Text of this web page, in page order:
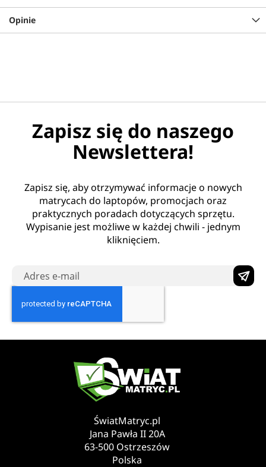
Opinie
Zapisz się do naszego
Newslettera!
Zapisz się, aby otrzymywać informacje o nowych
matrycach do laptopów, promocjach oraz
praktycznych poradach dotyczących sprzętu.
Wypisanie jest możliwe w każdej chwili - jednym
kliknięciem.
ŚwiatMatryc.pl
Jana Pawła II 20A
63-500 Ostrzeszów
Polska